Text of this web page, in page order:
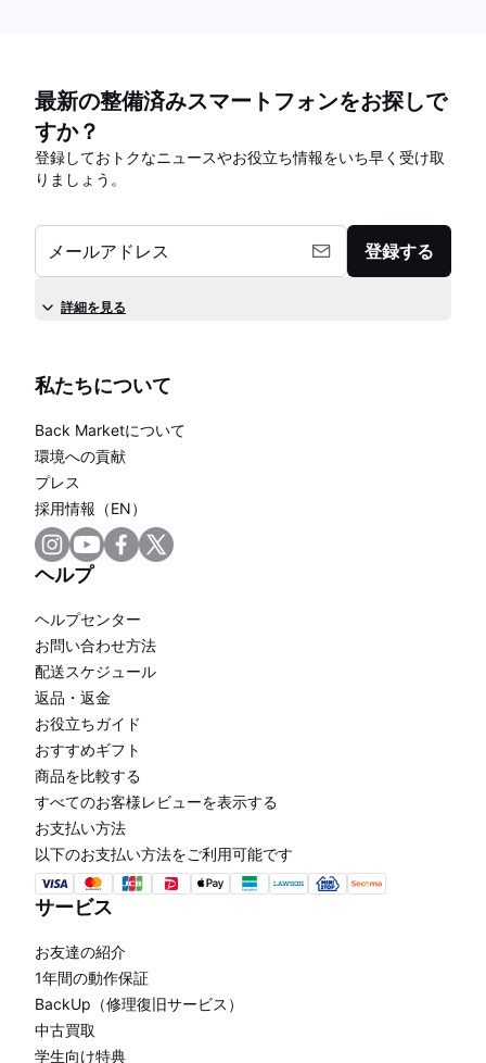
最新の整備済みスマートフォンをお探しで
すか？
登録しておトクなニュースやお役立ち情報をいち早く受け取
りましょう。
メールアドレス 登録する
詳細を見る
私たちについて
Back Marketについて
環境への貢献
プレス
採用情報（EN）
ヘルプ
ヘルプセンター
お問い合わせ方法
配送スケジュール
返品・返金
お役立ちガイド
おすすめギフト
商品を比較する
すべてのお客様レビューを表示する
お支払い方法
以下のお支払い方法をご利用可能です
サービス
お友達の紹介
1年間の動作保証
BackUp（修理復旧サービス）
中古買取
学生向け特典